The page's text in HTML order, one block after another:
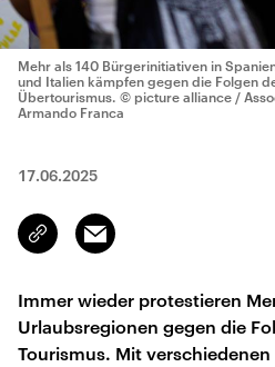
Mehr als 140 Bürgerinitiativen in
und Italien kämpfen gegen die Folgen
Übertourismus. © picture alliance /
Armando Franca
17.06.2025
Link
kopieren/teilen
Email
Immer wieder protestieren
Urlaubsregionen gegen die
Tourismus. Mit